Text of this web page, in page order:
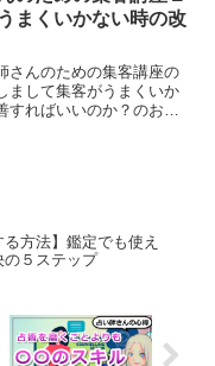
まくいかない時の改
さんのための集客講座の
まして集客がうまくいか
すればいいのか？のお話
る方法】鑑定でも使え
の５ステップ